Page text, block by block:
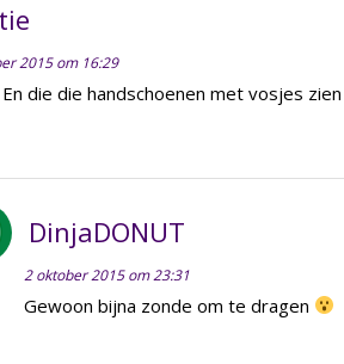
2015 om 16:29
En die die handschoenen met vosjes
DinjaDONUT
2 oktober 2015 om 23:31
Gewoon bijna zonde om te dragen